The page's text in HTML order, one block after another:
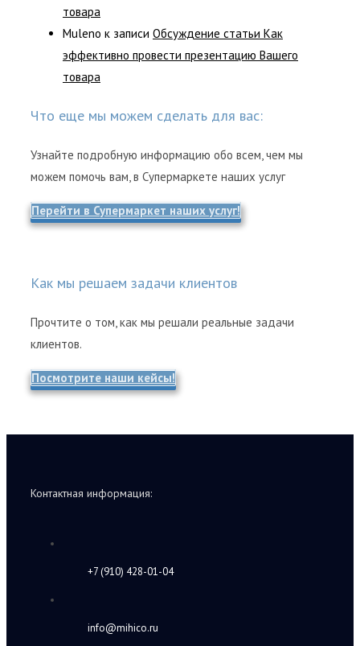
товара
Muleno к записи Обсуждение статьи Как
эффективно провести презентацию Вашего
товара
Что еще мы можем сделать для вас:
Узнайте подробную информацию обо всем, чем мы
можем помочь вам, в Супермаркете наших услуг
Перейти в Супермаркет наших услуг!
Как мы решаем задачи клиентов
Прочтите о том, как мы решали реальные задачи
клиентов.
Посмотрите наши кейсы!
Контактная информация:
+7 (910) 428-01-04
info@mihico.ru